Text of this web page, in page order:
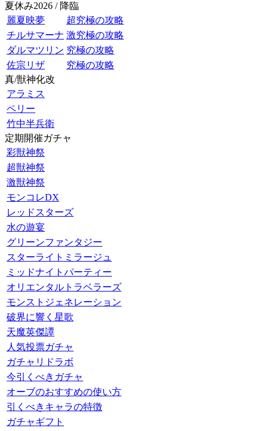
夏休み2026 / 降臨
麗夏映夢
超究極の攻略
チルサマーナ 激究極の攻略
ダルマツリン 究極の攻略
佐宗リザ
究極の攻略
真/獣神化改
アラミス
ペリー
竹中半兵衛
定期開催ガチャ
彩獣神祭
超獣神祭
激獣神祭
モンコレDX
レッドスターズ
水の遊宴
グリーンファンタジー
スターライトミラージュ
ミッドナイトパーティー
オリエンタルトラベラーズ
モンストジェネレーション
破界に響く星歌
天魔英傑譚
人気投票ガチャ
ガチャリドラボ
今引くべきガチャ
オーブのおすすめの使い方
引くべきキャラの特徴
ガチャギフト